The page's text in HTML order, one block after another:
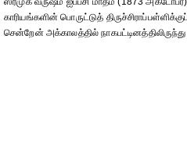
காரியங்களின் பொருட்டுத்
சென்றேன் அக்காலத்தில் நாகபட்டினத்திலிருந்து